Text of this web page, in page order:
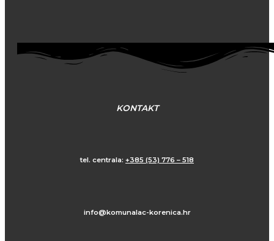
KONTAKT
tel. centrala: +385 (53) 776 – 518
info@komunalac-korenica.hr